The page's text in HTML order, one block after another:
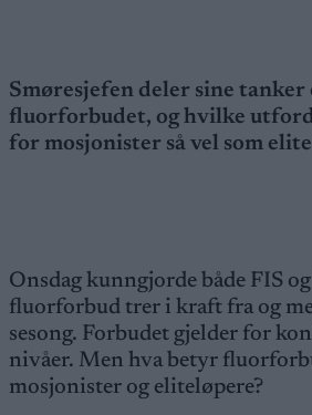
Smøresjefen deler sine tanker
fluorforbudet, og hvilke
for mosjonister så vel som
Onsdag kunngjorde både FIS
fluorforbud trer i kraft fra og
sesong. Forbudet gjelder for
nivåer. Men hva betyr
mosjonister og eliteløpere?